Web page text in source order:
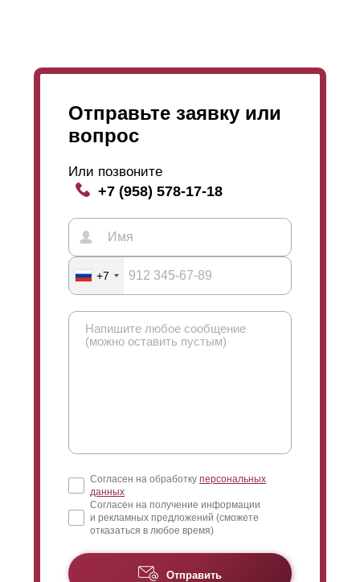
Отправьте заявку или
вопрос
Или позвоните
+7 (958) 578-17-18
+7
Согласен на обработку персональных
данных
Согласен на получение информации
и рекламных предложений (сможете
отказаться в любое время)
Отправить